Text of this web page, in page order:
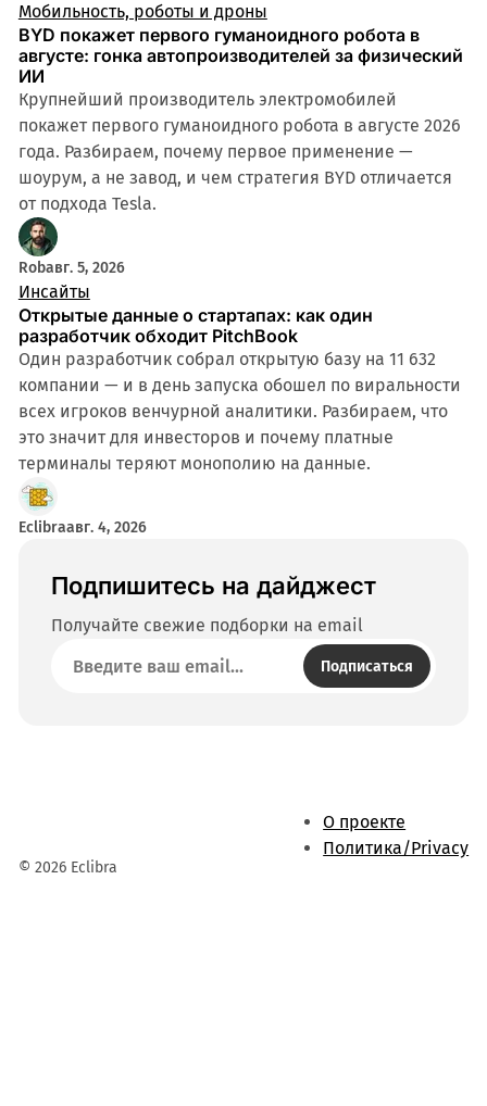
Мобильность, роботы и дроны
BYD покажет первого гуманоидного робота в
августе: гонка автопроизводителей за физический
ИИ
Крупнейший производитель электромобилей
покажет первого гуманоидного робота в августе 2026
года. Разбираем, почему первое применение —
шоурум, а не завод, и чем стратегия BYD отличается
от подхода Tesla.
Robавг. 5, 2026
Инсайты
Открытые данные о стартапах: как один
разработчик обходит PitchBook
Один разработчик собрал открытую базу на 11 632
компании — и в день запуска обошел по виральности
всех игроков венчурной аналитики. Разбираем, что
это значит для инвесторов и почему платные
терминалы теряют монополию на данные.
Eclibraавг. 4, 2026
Подпишитесь на дайджест
Получайте свежие подборки на email
Подписаться
© 2026 Eclibra
О проекте
Политика/Privacy